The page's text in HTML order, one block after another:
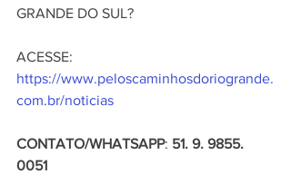
GRANDE DO SUL?
ACESSE:
https://www.peloscaminhosdoriogrande.
com.br/noticias
CONTATO/WHATSAPP: 51. 9. 9855.
0051